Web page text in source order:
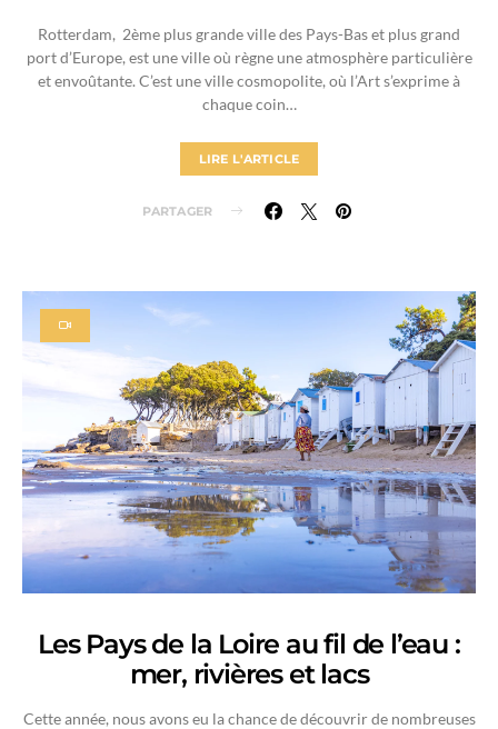
Rotterdam, 2ème plus grande ville des Pays-Bas et plus grand
port d’Europe, est une ville où règne une atmosphère particulière
et envoûtante. C’est une ville cosmopolite, où l’Art s’exprime à
chaque coin…
LIRE L'ARTICLE
PARTAGER
Les Pays de la Loire au fil de l’eau :
mer, rivières et lacs
Cette année, nous avons eu la chance de découvrir de nombreuses